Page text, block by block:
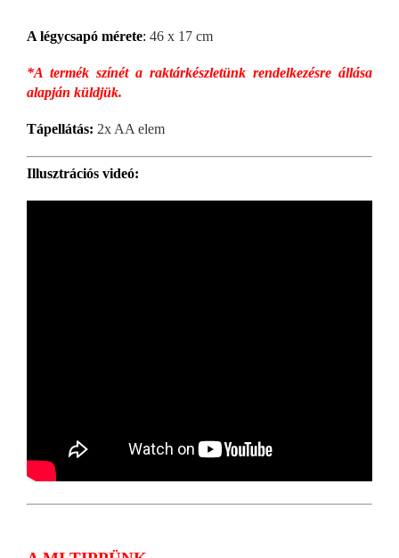
A légycsapó mérete: 46 x 17 cm
*A termék színét a raktárkészletünk rendelkezésre állása
alapján küldjük.
Tápellátás: 2x AA elem
Illusztrációs videó: